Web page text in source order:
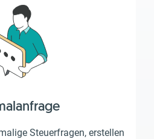
Steuerfragen, erstellen